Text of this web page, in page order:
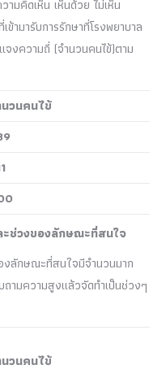
มคิดเห็น เห็นด้วย ไม่เห็น
ามารับการรักษาที่โรงพยาบาล
งความถี่ (จำนวนคนไข้)ตาม
วนคนไข้
ช่วงของลักษณะที่สนใจ
งลักษณะที่สนใจมีจำนวนมาก
ามความสูงแล้วจัดทำเป็นช่วงๆ
วนคนไข้